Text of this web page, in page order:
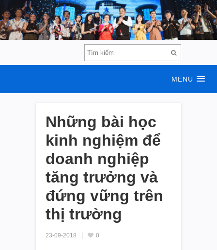
MENU
Những bài học
kinh nghiệm để
doanh nghiệp
tăng trưởng và
đứng vững trên
thị trường
23-09-2018 0